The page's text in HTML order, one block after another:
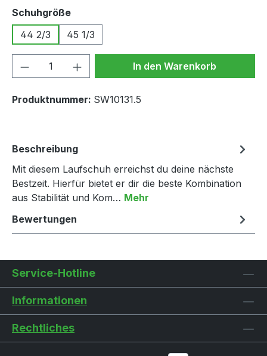
Schuhgrößeauswählen
44 2/3
45 1/3
Produkt Anzahl: Gib denIn den Warenkorb
Produktnummer: SW10131.5
Beschreibung
Mit diesem Laufschuh erreichst du deine nächste
Bestzeit. Hierfür bietet er dir die beste Kombination
aus Stabilität und Kom… Mehr
Bewertungen
Service-Hotline
Informationen
Rechtliches